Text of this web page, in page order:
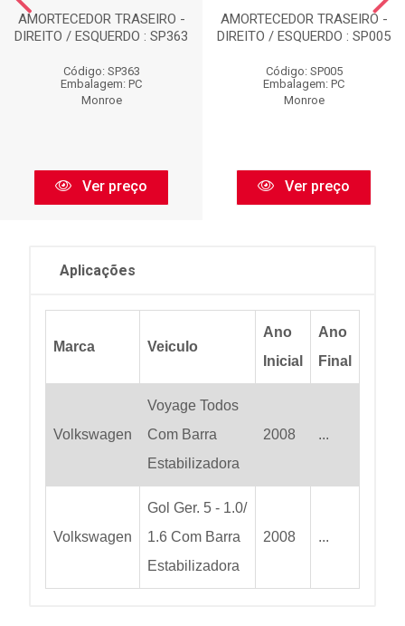
AMORTECEDOR TRASEIRO -
DIREITO / ESQUERDO : SP363
Código: SP363
Embalagem: PC
Monroe
Ver preço
AMORTECEDOR TRASEIRO -
DIREITO / ESQUERDO : SP005
Código: SP005
Embalagem: PC
Monroe
Ver preço
Aplicações
Marca Veiculo
Ano
Inicial
Ano
Final
Volkswagen
Voyage Todos
Com Barra
Estabilizadora
2008 ...
Volkswagen
Gol Ger. 5 - 1.0/
1.6 Com Barra
Estabilizadora
2008 ...